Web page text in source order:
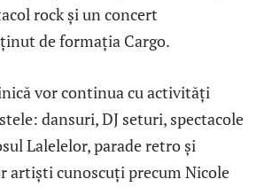
rock și un concert
de formația Cargo.
vor continua cu activități
dansuri, DJ seturi, spectacole
Lalelelor, parade retro și
artiști cunoscuți precum Nicole